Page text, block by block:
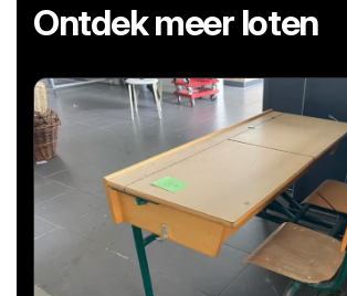
Ontdek meer loten